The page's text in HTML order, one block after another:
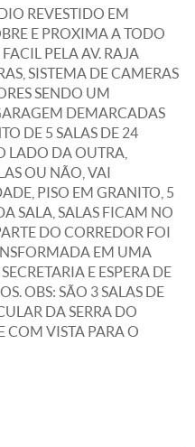
REVESTIDO EM
E PROXIMA A TODO
PELA AV. RAJA
SISTEMA DE CAMERAS
SENDO UM
DEMARCADAS
DE 5 SALAS DE 24
LADO DA OUTRA,
OU NÃO, VAI
PISO EM GRANITO, 5
SALA, SALAS FICAM NO
DO CORREDOR FOI
EM UMA
E ESPERA DE
OBS: SÃO 3 SALAS DE
DA SERRA DO
COM VISTA PARA O